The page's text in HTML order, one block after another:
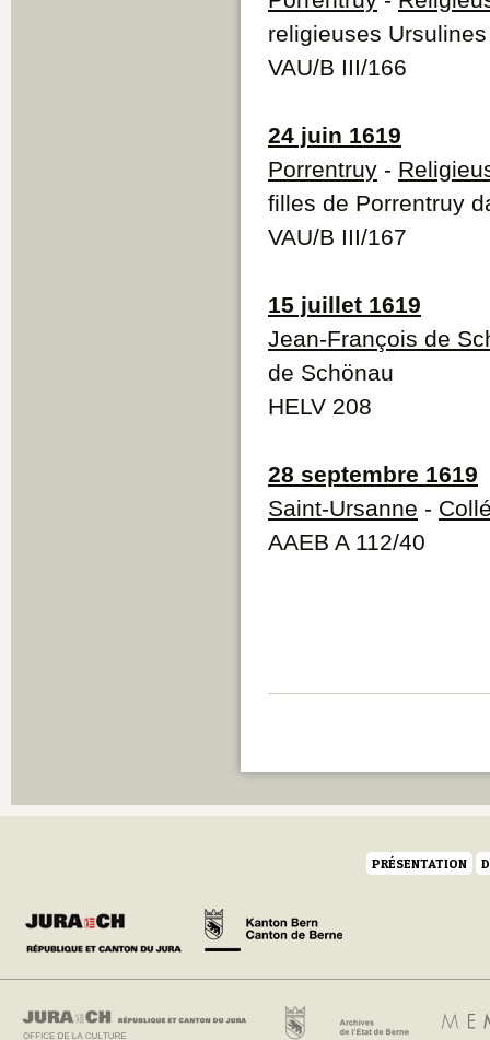
religieuses
VAU/B III/166
24 juin 1619
Porrentruy -
filles de Porrentruy
VAU/B III/167
15 juillet 1619
Jean-François de
de Schönau
HELV 208
28 septembre 1619
Saint-Ursanne -
AAEB A 112/40
PRÉSENTATION